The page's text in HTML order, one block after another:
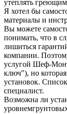
утеплять
Я хотел бы
материалы и
Вы можете
понимать, что в
лишиться
компании.
услугой Шеф-
ключ"), но
установок.
специалист.
Возможна ли